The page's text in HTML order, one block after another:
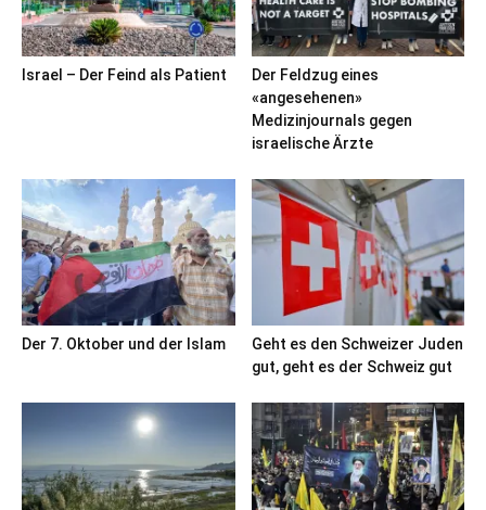
Israel – Der Feind als Patient
Der Feldzug eines
«angesehenen»
Medizinjournals gegen
israelische Ärzte
Der 7. Oktober und der Islam
Geht es den Schweizer Juden
gut, geht es der Schweiz gut